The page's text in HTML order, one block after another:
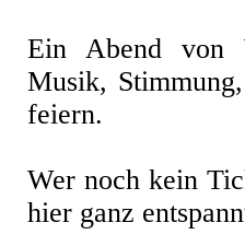
Ein Abend von
Musik,
feiern.
Wer noch kein
hier ganz